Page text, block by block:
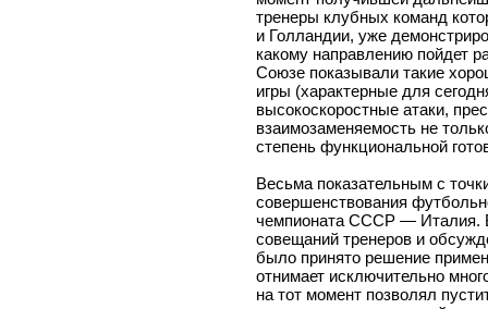
тренеры клубных команд
и Голландии, уже
какому направлению пойдет
Союзе показывали такие
игры (характерные для
высокоскоростные атаки,
взаимозаменяемость не
степень функциональной
Весьма показательным с
совершенствования
чемпионата СССР — Италия.
совещаний тренеров и
было принято решение
отнимает исключительно
на тот момент позволял